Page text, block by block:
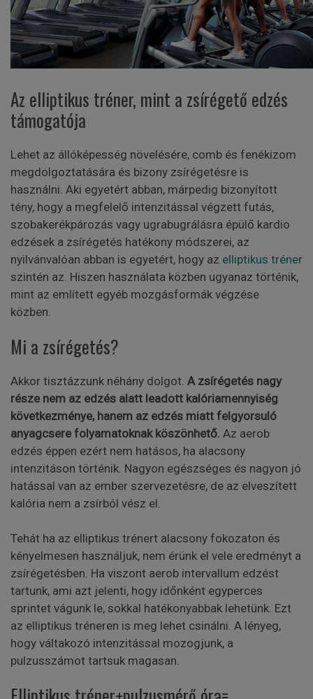
Az elliptikus tréner, mint a zsírégető edzés
támogatója
Lehet az állóképesség növelésére, comb és fenékizom
megdolgoztatására és bizony zsírégetésre is
használni. Aki egyetért abban, márpedig bizonyított
tény, hogy a megfelelő intenzitással végzett futás,
szobakerékpározás vagy ugrabugrálásra épülő kardio
edzések a zsírégetés hatékony módszerei, az
nyilvánvalóan abban is egyetért, hogy az elliptikus tréner
szintén az. Hiszen használata közben ugyanaz történik,
mint az említett egyéb mozgásformák végzése
közben.
Mi a zsírégetés?
Akkor tisztázzunk néhány dolgot. A zsírégetés nagy
része nem az edzés alatt leadott kalóriamennyiség
következménye, hanem az edzés miatt felgyorsuló
anyagcsere folyamatoknak köszönhető. Az aerob
edzés éppen ezért nem hatásos, ha alacsony
intenzitáson történik. Nagyon egészséges és nagyon jó
hatással van az ember szervezetésre, de az elveszített
kalória nem a zsírból vész el.
Tehát ha az elliptikus trénert alacsony fokozaton és
kényelmesen használjuk, nem érünk el vele eredményt a
zsírégetésben. Ha viszont aerob intervallum edzést
tartunk, ami azt jelenti, hogy időnként egyperces
sprintet vágunk le, sokkal hatékonyabbak lehetünk. Ezt
az elliptikus tréneren is meg lehet csinálni. A lényeg,
hogy váltakozó intenzitással mozogjunk, a
pulzusszámot tartsuk magasan.